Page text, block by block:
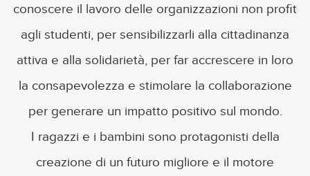
conoscere il lavoro delle organizzazioni non profit
agli studenti, per sensibilizzarli alla cittadinanza
attiva e alla solidarietà, per far accrescere in loro
la consapevolezza e stimolare la collaborazione
per generare un impatto positivo sul mondo.
I ragazzi e i bambini sono protagonisti della
creazione di un futuro migliore e il motore